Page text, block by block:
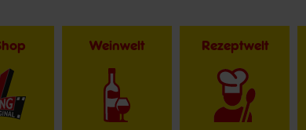
Weinwelt Rezeptwelt